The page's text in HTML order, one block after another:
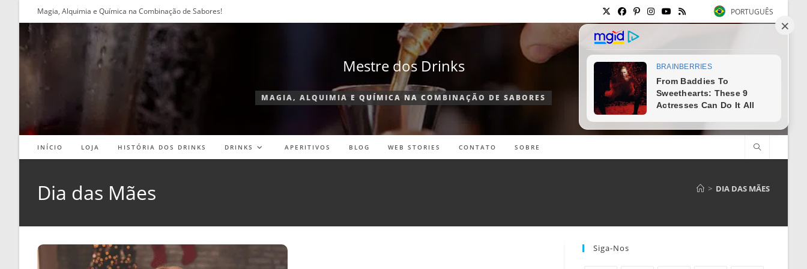
conteúdo
Magia, Alquimia e Química na Combinação de Sabores! PORTUGUÊS
Mestre dos Drinks
MAGIA, ALQUIMIA E QUÍMICA NA COMBINAÇÃO DE SABORES
INÍCIO LOJA HISTÓRIA DOS DRINKS DRINKS APERITIVOS BLOG WEB STORIES CONTATO SOBRE
Dia das Mães > DIA DAS MÃES
Siga-Nos